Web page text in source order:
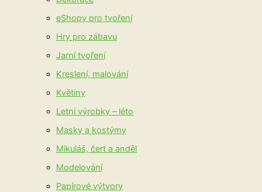
eShopy pro tvoření
Hry pro zábavu
Jarní tvoření
Kreslení, malování
Květiny
Letní výrobky – léto
Masky a kostýmy
Mikuláš, čert a anděl
Modelování
Papírové výtvory